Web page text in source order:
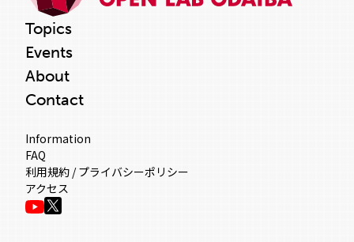
Topics
Events
About
Contact
Information
FAQ
利用規約 / プライバシーポリシー
アクセス